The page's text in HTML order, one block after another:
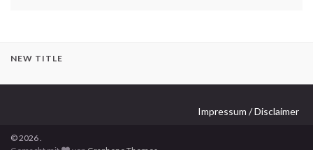
NEW TITLE
Impressum / Disclaimer
© 2026 .